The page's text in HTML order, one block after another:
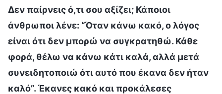
Δεν παίρνεις ό,τι σου αξίζει; Κάποιοι
άνθρωποι λένε: “Όταν κάνω κακό, ο λόγος
είναι ότι δεν μπορώ να συγκρατηθώ. Κάθε
φορά, θέλω να κάνω κάτι καλά, αλλά μετά
συνειδητοποιώ ότι αυτό που έκανα δεν ήταν
καλό”. Έκανες κακό και προκάλεσες